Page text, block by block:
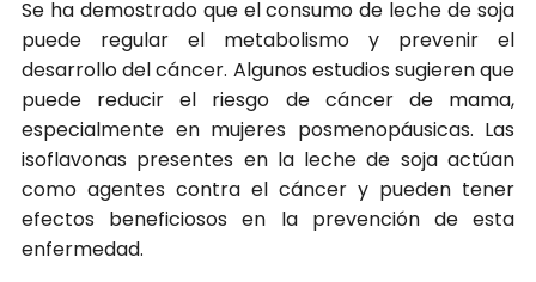
Se ha demostrado que el consumo de leche de soja
puede regular el metabolismo y prevenir el
desarrollo del cáncer. Algunos estudios sugieren que
puede reducir el riesgo de cáncer de mama,
especialmente en mujeres posmenopáusicas. Las
isoflavonas presentes en la leche de soja actúan
como agentes contra el cáncer y pueden tener
efectos beneficiosos en la prevención de esta
enfermedad.